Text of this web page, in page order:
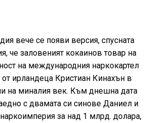
вече се появи версия, спусната
че заловеният кокаинов товар на
на международния наркокартел
от ирландеца Кристиан Кинахън в
на миналия век. Към днешна дата
с двамата си синове Даниел и
за над 1 млрд. долара,